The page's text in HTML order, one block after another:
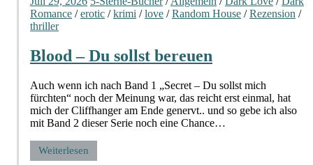
Romance /erotic /krimi /love /Random House /Rezension /
thriller
Blood – Du sollst bereuen
Auch wenn ich nach Band 1 „Secret – Du sollst mich
fürchten“ noch der Meinung war, das reicht erst einmal, hat
mich der Cliffhanger am Ende genervt.. und so gebe ich also
mit Band 2 dieser Serie noch eine Chance…
Weiterlesen